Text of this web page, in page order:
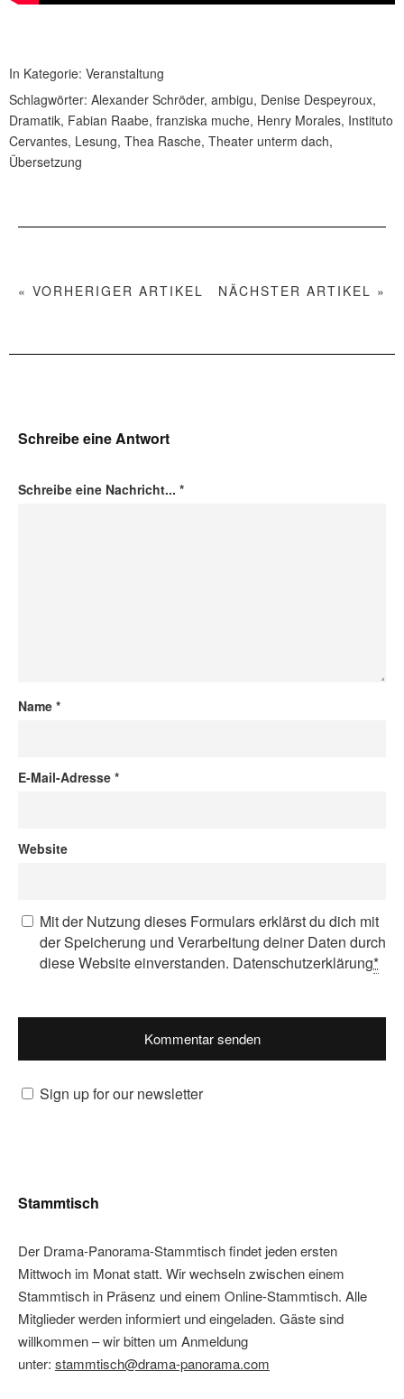
In Kategorie: Veranstaltung
Schlagwörter: Alexander Schröder, ambigu, Denise Despeyroux,
Dramatik, Fabian Raabe, franziska muche, Henry Morales, Instituto
Cervantes, Lesung, Thea Rasche, Theater unterm dach,
Übersetzung
NÄCHSTER ARTIKEL »
« VORHERIGER ARTIKEL
Schreibe eine Antwort
Schreibe eine Nachricht... *
Name *
E-Mail-Adresse *
Website
Mit der Nutzung dieses Formulars erklärst du dich mit
der Speicherung und Verarbeitung deiner Daten durch
diese Website einverstanden. Datenschutzerklärung*
Sign up for our newsletter
Stammtisch
Der Drama-Panorama-Stammtisch findet jeden ersten
Mittwoch im Monat statt. Wir wechseln zwischen einem
Stammtisch in Präsenz und einem Online-Stammtisch. Alle
Mitglieder werden informiert und eingeladen. Gäste sind
willkommen – wir bitten um Anmeldung
unter: stammtisch@drama-panorama.com